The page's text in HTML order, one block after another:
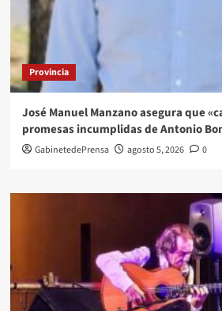
Provincia
José Manuel Manzano asegura que
promesas incumplidas de Antonio
GabinetedePrensa agosto 5, 2026 0